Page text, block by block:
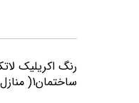
رنگ اكريليك
ساختمان1( منازل مسكوني ، بيمارستان ، مهدكودك ، اتاق خواب و كليه اماكني كه از لحاظ بهداشتي از حساسيت بيشتري برخوردارند) مورد استفاده قرار می گیرد.